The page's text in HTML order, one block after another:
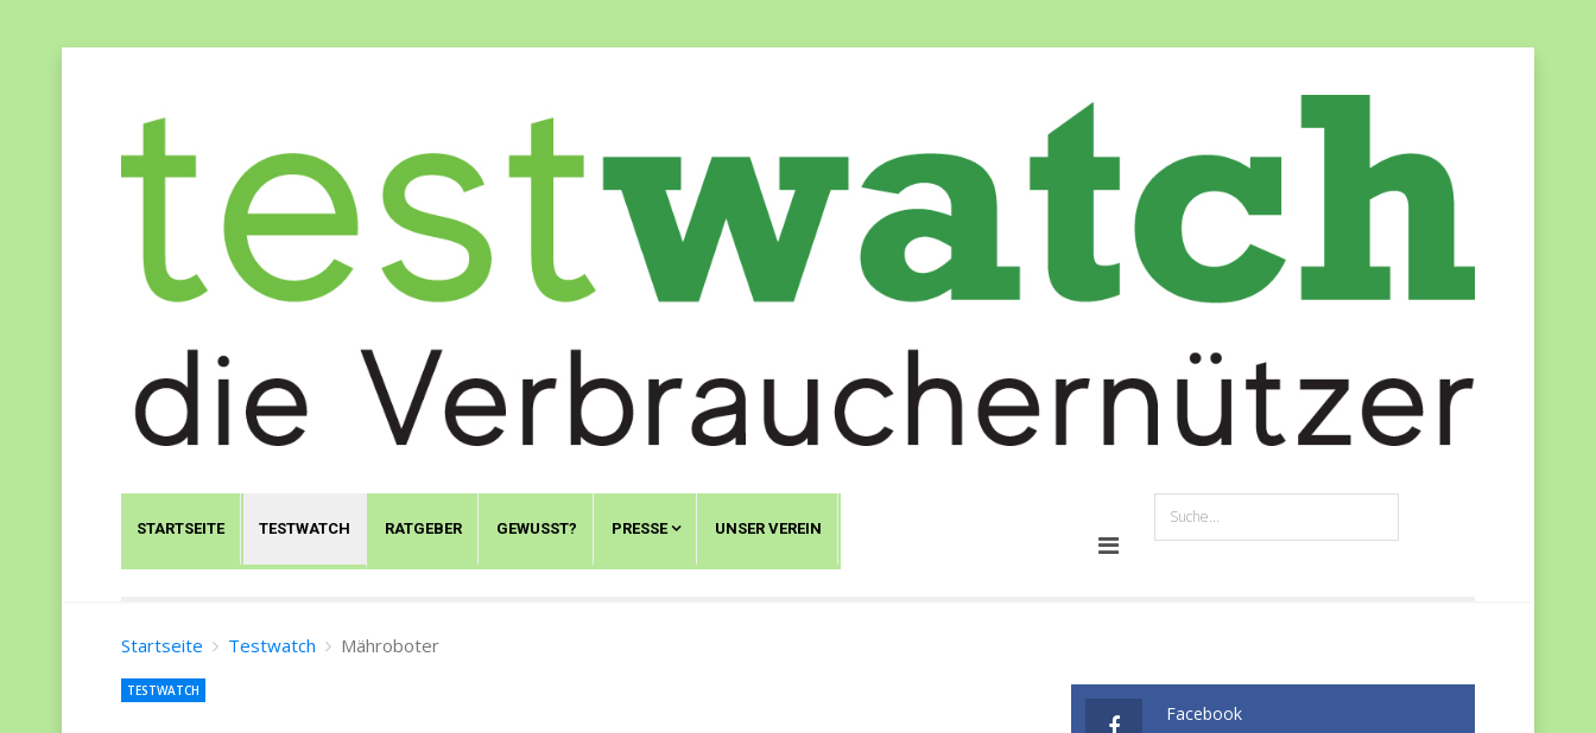
STARTSEITE TESTWATCH RATGEBER GEWUSST? PRESSE UNSER VEREIN
Startseite Testwatch Mähroboter
TESTWATCH
Facebook